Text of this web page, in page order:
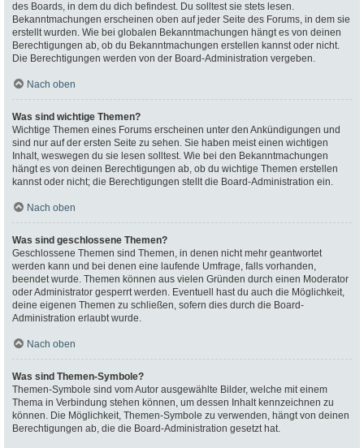
des Boards, in dem du dich befindest. Du solltest sie stets lesen.
Bekanntmachungen erscheinen oben auf jeder Seite des Forums, in dem sie
erstellt wurden. Wie bei globalen Bekanntmachungen hängt es von deinen
Berechtigungen ab, ob du Bekanntmachungen erstellen kannst oder nicht.
Die Berechtigungen werden von der Board-Administration vergeben.
Nach oben
Was sind wichtige Themen?
Wichtige Themen eines Forums erscheinen unter den Ankündigungen und
sind nur auf der ersten Seite zu sehen. Sie haben meist einen wichtigen
Inhalt, weswegen du sie lesen solltest. Wie bei den Bekanntmachungen
hängt es von deinen Berechtigungen ab, ob du wichtige Themen erstellen
kannst oder nicht; die Berechtigungen stellt die Board-Administration ein.
Nach oben
Was sind geschlossene Themen?
Geschlossene Themen sind Themen, in denen nicht mehr geantwortet
werden kann und bei denen eine laufende Umfrage, falls vorhanden,
beendet wurde. Themen können aus vielen Gründen durch einen Moderator
oder Administrator gesperrt werden. Eventuell hast du auch die Möglichkeit,
deine eigenen Themen zu schließen, sofern dies durch die Board-
Administration erlaubt wurde.
Nach oben
Was sind Themen-Symbole?
Themen-Symbole sind vom Autor ausgewählte Bilder, welche mit einem
Thema in Verbindung stehen können, um dessen Inhalt kennzeichnen zu
können. Die Möglichkeit, Themen-Symbole zu verwenden, hängt von deinen
Berechtigungen ab, die die Board-Administration gesetzt hat.